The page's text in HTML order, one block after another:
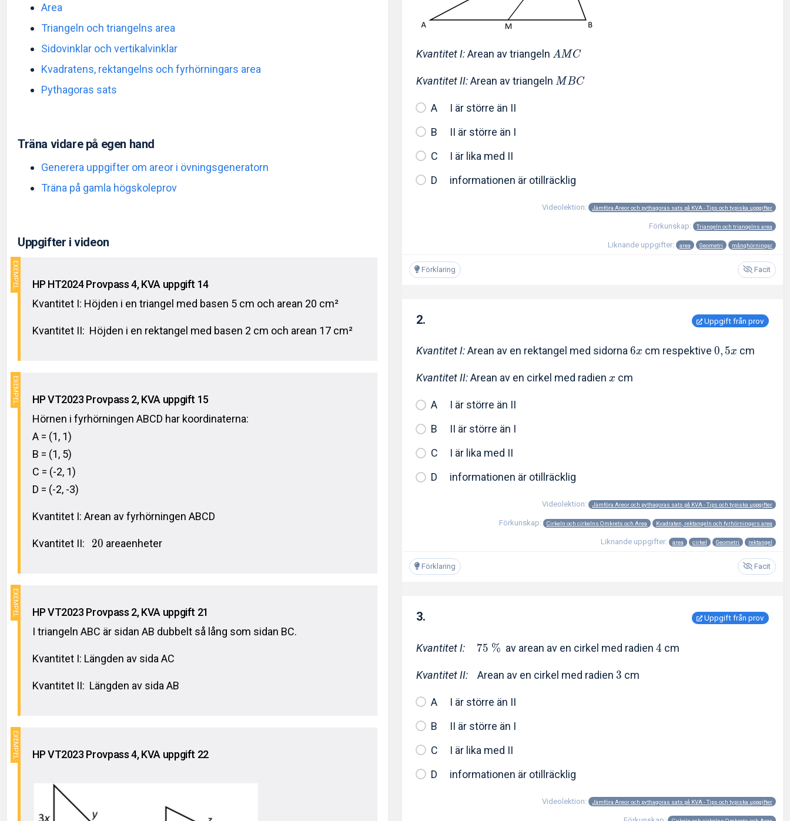
Area
Triangeln och triangelns area
Sidovinklar och vertikalvinklar
Kvadratens, rektangelns och fyrhörningars area
Pythagoras sats
Träna vidare på egen hand
Generera uppgifter om areor i övningsgeneratorn
Träna på gamla högskoleprov
Uppgifter i videon
HP HT2024 Provpass 4, KVA uppgift 14
Kvantitet I: Höjden i en triangel med basen 5 cm och arean 20 cm²
Kvantitet II: Höjden i en rektangel med basen 2 cm och arean 17 cm²
HP VT2023 Provpass 2, KVA uppgift 15
Hörnen i fyrhörningen ABCD har koordinaterna:
A = (1, 1)
B = (1, 5)
C = (-2, 1)
D = (-2, -3)
Kvantitet I: Arean av fyrhörningen ABCD
Kvantitet II: 20 areaenheter
HP VT2023 Provpass 2, KVA uppgift 21
I triangeln ABC är sidan AB dubbelt så lång som sidan BC.
Kvantitet I: Längden av sida AC
Kvantitet II: Längden av sida AB
HP VT2023 Provpass 4, KVA uppgift 22
Kvantitet I:Arean av triangeln A MC
Kvantitet II:Arean av triangeln M BC
I är större än II
II är större än I
I är lika med II
informationen är otillräcklig
Videolektion: Jämföra Areor och pythagoras sats på KVA - Tips och typiska uppgifter
Förkunskap: Triangeln och triangelns area
Liknande uppgifter: area Geometri månghörningar
Förklaring Facit
2. Uppgift från prov
Kvantitet I:Arean av en rektangel med sidorna 6x cm respektive 0, 5x cm
Kvantitet II:Arean av en cirkel med radien x cm
I är större än II
II är större än I
I är lika med II
informationen är otillräcklig
Videolektion: Jämföra Areor och pythagoras sats på KVA - Tips och typiska uppgifter
Förkunskap: Cirkeln och cirkelns Omkrets och Area Kvadraten, rektangeln och fyrhörningars area
Liknande uppgifter: area cirkel Geometri rektangel
Förklaring Facit
3. Uppgift från prov
Kvantitet I: 75 % av arean av en cirkel med radien 4 cm
Kvantitet II: Arean av en cirkel med radien 3 cm
I är större än II
II är större än I
I är lika med II
informationen är otillräcklig
Videolektion: Jämföra Areor och pythagoras sats på KVA - Tips och typiska uppgifter